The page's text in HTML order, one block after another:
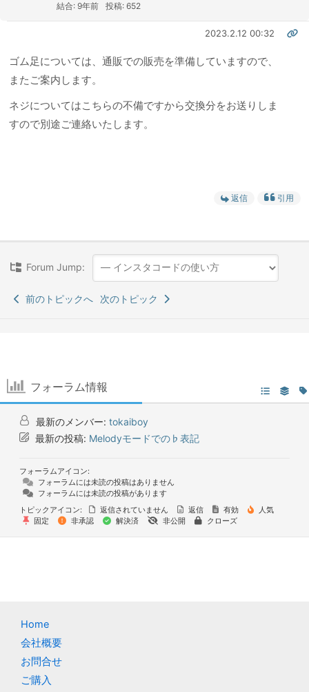
結合: 9年前 投稿: 652
2023.2.12 00:32
ゴム足については、通販での販売を準備していますので、
またご案内します。
ネジについてはこちらの不備ですから交換分をお送りしま
すので別途ご連絡いたします。
返信 引用
Forum Jump:
前のトピックへ 次のトピック
フォーラム情報
最新のメンバー: tokaiboy
最新の投稿: Melodyモードでの♭表記
フォーラムアイコン:
フォーラムには未読の投稿はありません
フォーラムには未読の投稿があります
トピックアイコン:
返信されていません 返信 有効
人気
固定
非承認 解決済 非公開 クローズ
Home
会社概要
お問合せ
ご購入